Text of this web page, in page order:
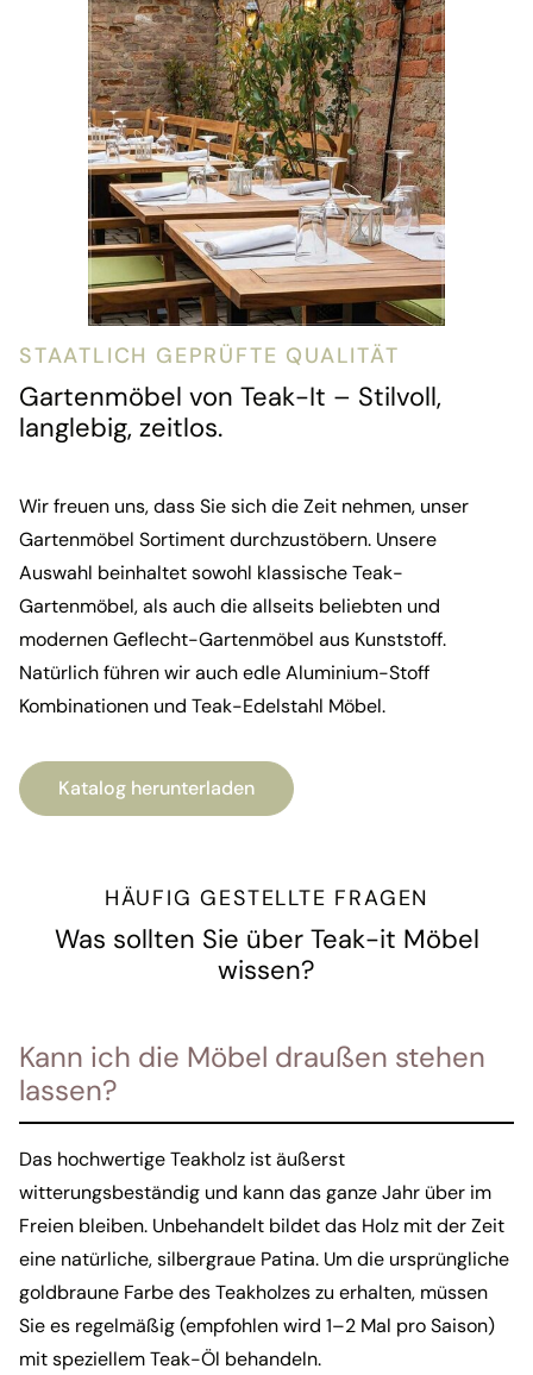
STAATLICH GEPRÜFTE QUALITÄT
Gartenmöbel von Teak-It – Stilvoll,
langlebig, zeitlos.
Wir freuen uns, dass Sie sich die Zeit nehmen, unser
Gartenmöbel Sortiment durchzustöbern. Unsere
Auswahl beinhaltet sowohl klassische Teak-
Gartenmöbel, als auch die allseits beliebten und
modernen Geflecht-Gartenmöbel aus Kunststoff.
Natürlich führen wir auch edle Aluminium-Stoff
Kombinationen und Teak-Edelstahl Möbel.
Katalog herunterladen
HÄUFIG GESTELLTE FRAGEN
Was sollten Sie über Teak-it Möbel
wissen?
Kann ich die Möbel draußen stehen
lassen?
Das hochwertige Teakholz ist äußerst
witterungsbeständig und kann das ganze Jahr über im
Freien bleiben. Unbehandelt bildet das Holz mit der Zeit
eine natürliche, silbergraue Patina. Um die ursprüngliche
goldbraune Farbe des Teakholzes zu erhalten, müssen
Sie es regelmäßig (empfohlen wird 1–2 Mal pro Saison)
mit speziellem Teak-Öl behandeln.